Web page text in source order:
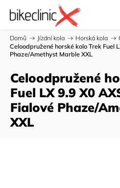
Domů / Jízdní kola / Horská kola /
Celoodpružené horské kolo Trek Fuel
Phaze/Amethyst Marble XXL
Celoodpružené
Fuel LX 9.9 X0
Fialové Phaze/
XXL